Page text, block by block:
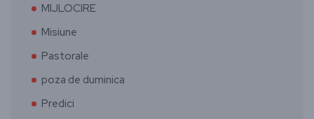
MIJLOCIRE
Misiune
Pastorale
poza de duminica
Predici